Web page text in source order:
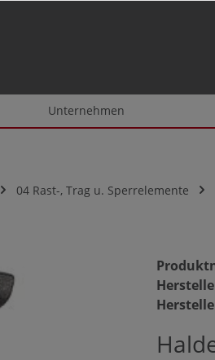
Unternehmen
04 Rast-, Trag u. Sperrelemente